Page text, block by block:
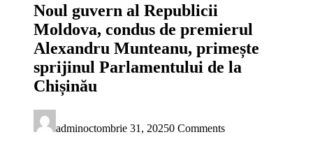
Noul guvern al Republicii
Moldova, condus de premierul
Alexandru Munteanu, primește
sprijinul Parlamentului de la
Chișinău
adminoctombrie 31, 20250 Comments